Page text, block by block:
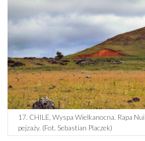
17. CHILE, Wyspa Wielkanocna. Rapa
pejzaży. (Fot. Sebastian Placzek)